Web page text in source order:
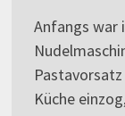
Anfangs war
Küche